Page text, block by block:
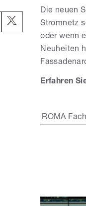
Die neuen
Stromnetz
oder wenn
Neuheiten
Erfahren
ROMA